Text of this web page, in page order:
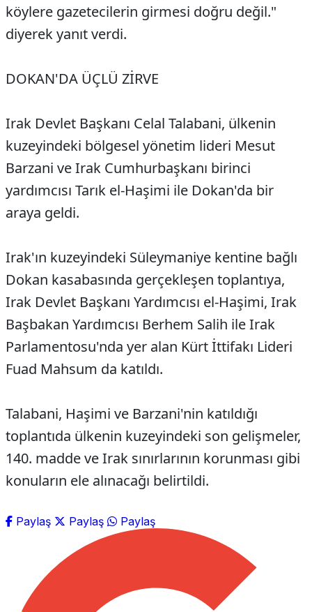
köylere gazetecilerin girmesi doğru değil."
diyerek yanıt verdi.
DOKAN'DA ÜÇLÜ ZİRVE
Irak Devlet Başkanı Celal Talabani, ülkenin
kuzeyindeki bölgesel yönetim lideri Mesut
Barzani ve Irak Cumhurbaşkanı birinci
yardımcısı Tarık el-Haşimi ile Dokan'da bir
araya geldi.
Irak'ın kuzeyindeki Süleymaniye kentine bağlı
Dokan kasabasında gerçekleşen toplantıya,
Irak Devlet Başkanı Yardımcısı el-Haşimi, Irak
Başbakan Yardımcısı Berhem Salih ile Irak
Parlamentosu'nda yer alan Kürt İttifakı Lideri
Fuad Mahsum da katıldı.
Talabani, Haşimi ve Barzani'nin katıldığı
toplantıda ülkenin kuzeyindeki son gelişmeler,
140. madde ve Irak sınırlarının korunması gibi
konuların ele alınacağı belirtildi.
Paylaş Paylaş Paylaş